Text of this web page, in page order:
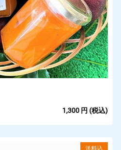
1,300 円 (税込)
送料込